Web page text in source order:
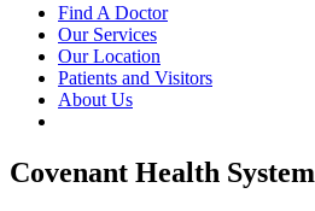
Find A Doctor
Our Services
Our Location
Patients and Visitors
About Us
Covenant Health System